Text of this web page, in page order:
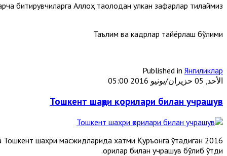
битирувчиларга Аллоҳ таолодан улкан зафарлар тилаймиз!
Таълим ва кадрлар тайёрлаш бўлими
Published in Янгиликлар
الأحد, 05 حزيران/يونيو 2016 05:00
Тошкент шаҳри қорилари билан учрашув
Тошкент шаҳри масжидларида хатми Қуръонга ўтадиган
қорилар билан учрашув бўлиб ўтди.